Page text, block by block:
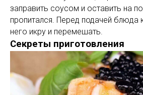
заправить соусом и оставить на
пропитался. Перед подачей блюда
него икру и перемешать.
Секреты приготовления